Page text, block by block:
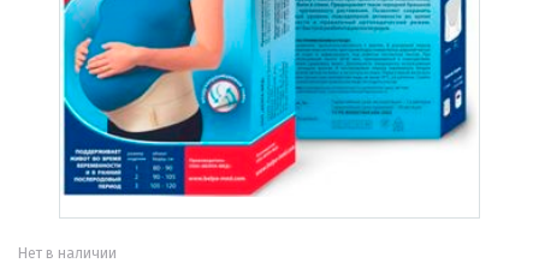
Нет в наличии